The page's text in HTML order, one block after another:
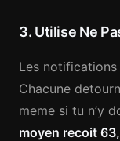
3. Utilise Ne
Les
Chacune
meme si tu n’y
moyen recoit